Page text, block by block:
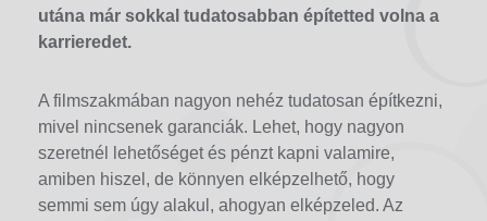
utána már sokkal tudatosabban építetted volna a
karrieredet.
A filmszakmában nagyon nehéz tudatosan építkezni,
mivel nincsenek garanciák. Lehet, hogy nagyon
szeretnél lehetőséget és pénzt kapni valamire,
amiben hiszel, de könnyen elképzelhető, hogy
semmi sem úgy alakul, ahogyan elképzeled. Az